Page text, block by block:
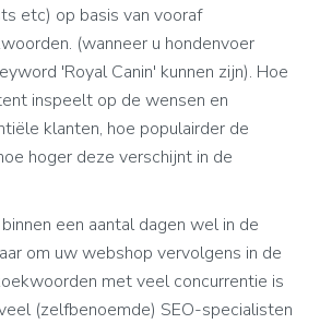
etc) op basis van vooraf
(wanneer u hondenvoer
'Royal Canin' kunnen zijn). Hoe
inspeelt op de wensen en
klanten, hoe populairder de
hoger deze verschijnt in de
een aantal dagen wel in de
om uw webshop vervolgens in de
met veel concurrentie is
(zelfbenoemde) SEO-specialisten